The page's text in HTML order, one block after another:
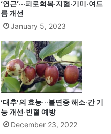
‘연근’···피로회복·지혈·기미·여드
름 개선
January 5, 2023
‘대추’의 효능···불면증 해소·간 기
능 개선·빈혈 예방
December 23, 2022